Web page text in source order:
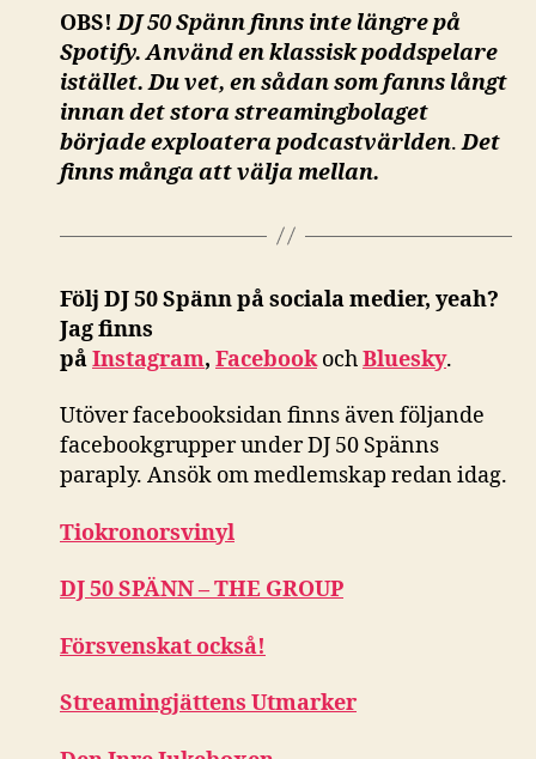
OBS!DJ 50 Spänn finns inte längre på
Spotify. Använd en klassisk poddspelare
istället. Du vet, en sådan som fanns långt
innan det stora streamingbolaget
började exploatera podcastvärlden.Det
finns många att välja mellan.
Följ DJ 50 Spänn på sociala medier, yeah?
Jag finns
påInstagram, FacebookochBluesky.
Utöver facebooksidan finns även följande
facebookgrupper under DJ 50 Spänns
paraply. Ansök om medlemskap redan idag.
Tiokronorsvinyl
DJ 50 SPÄNN – THE GROUP
Försvenskat också!
Streamingjättens Utmarker